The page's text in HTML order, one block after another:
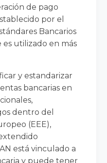
de pago
por el
Bancarios
es utilizado en más
y estandarizar
bancarias en
dentro del
(EEE),
está vinculado a
y puede tener